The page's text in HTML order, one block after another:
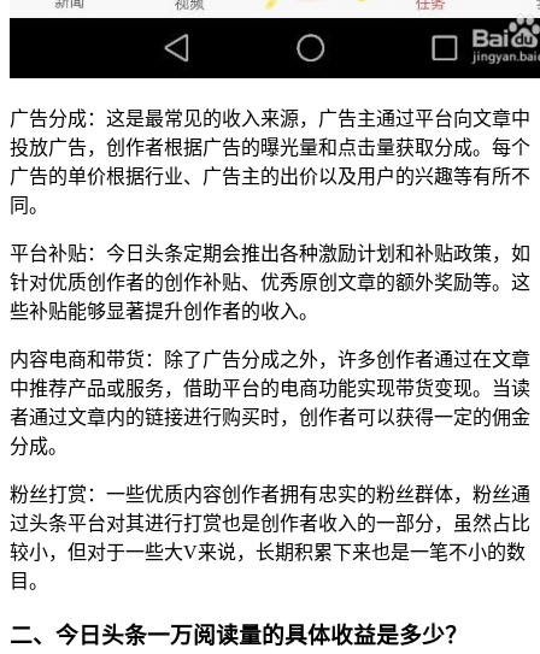
广告分成：这是最常见的收入来源，广告主通过平台向文章中
投放广告，创作者根据广告的曝光量和点击量获取分成。每个
广告的单价根据行业、广告主的出价以及用户的兴趣等有所不
同。
平台补贴：今日头条定期会推出各种激励计划和补贴政策，如
针对优质创作者的创作补贴、优秀原创文章的额外奖励等。这
些补贴能够显著提升创作者的收入。
内容电商和带货：除了广告分成之外，许多创作者通过在文章
中推荐产品或服务，借助平台的电商功能实现带货变现。当读
者通过文章内的链接进行购买时，创作者可以获得一定的佣金
分成。
粉丝打赏：一些优质内容创作者拥有忠实的粉丝群体，粉丝通
过头条平台对其进行打赏也是创作者收入的一部分，虽然占比
较小，但对于一些大V来说，长期积累下来也是一笔不小的数
目。
二、今日头条一万阅读量的具体收益是多少？